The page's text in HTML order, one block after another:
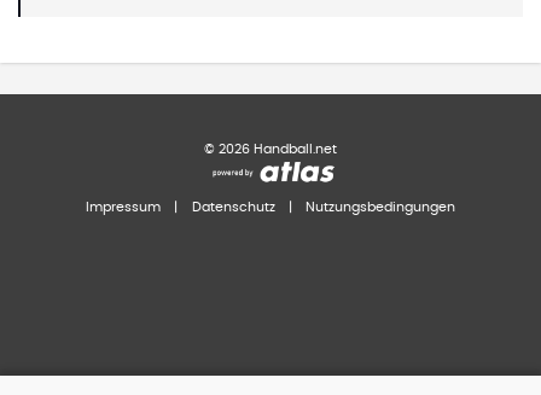
© 2026 Handball.net
Impressum Datenschutz Nutzungsbedingungen